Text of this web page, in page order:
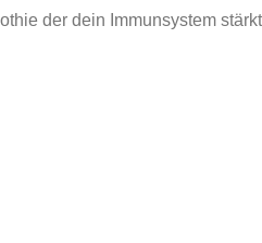
der dein Immunsystem